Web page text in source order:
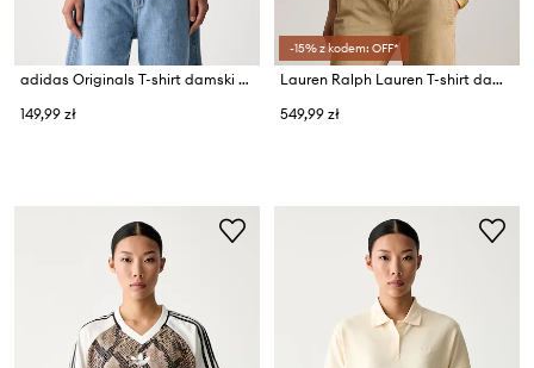
adidas Originals T-shirt damski bawełniany z elastanem
149,99 zł
-15% z kodem: OFF*
Lauren Ralph Lauren T-shirt damski bawełniany
549,99 zł